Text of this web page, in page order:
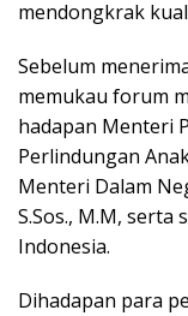
mendongkrak
Sebelum
memukau forum
hadapan Menteri
Perlindungan
Menteri Dalam
S.Sos., M.M,
Indonesia.
Dihadapan para